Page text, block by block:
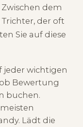
dem
der oft
Sie auf diese
jeder wichtigen
Bewertung
buchen.
Lädt die